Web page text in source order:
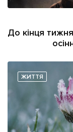
До кінця
ЖИТТЯ